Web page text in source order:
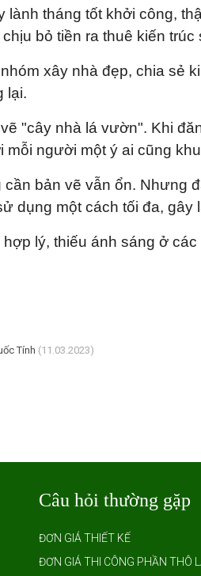
tháng tốt khởi công,
bỏ tiền ra thuê kiến
xây nhà đẹp, chia sẻ
lại.
"cây nhà lá vườn". Khi
mỗi người một ý ai cũng
bản vẽ vẫn ổn. Nhưng
dụng một cách tối đa, gây
lý, thiếu ánh sáng ở
Tính (11.03.2023)
Câu hỏi thường gặp
ĐƠN GIÁ THIẾT KẾ
ĐƠN GIÁ THI CÔNG PHẦN THÔ